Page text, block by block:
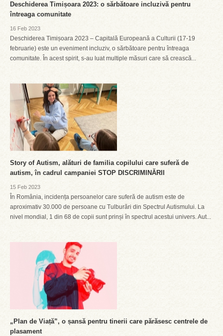
Deschiderea Timișoara 2023: o sărbătoare incluzivă pentru
întreaga comunitate
16 Feb 2023
Deschiderea Timișoara 2023 – Capitală Europeană a Culturii (17-19
februarie) este un eveniment incluziv, o sărbătoare pentru întreaga
comunitate. În acest spirit, s-au luat multiple măsuri care să crească...
Story of Autism, alături de familia copilului care suferă de
autism, în cadrul campaniei STOP DISCRIMINĂRII
15 Feb 2023
În România, incidența persoanelor care suferă de autism este de
aproximativ 30.000 de persoane cu Tulburări din Spectrul Autismului. La
nivel mondial, 1 din 68 de copii sunt prinși în spectrul acestui univers. Aut...
„Plan de Viață”, o șansă pentru tinerii care părăsesc centrele de
plasament